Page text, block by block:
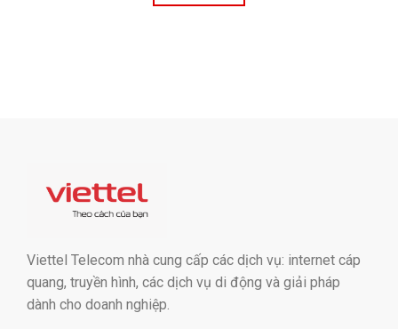
Viettel Telecom nhà cung cấp các dịch vụ: internet cáp
quang, truyền hình, các dịch vụ di động và giải pháp
dành cho doanh nghiệp.